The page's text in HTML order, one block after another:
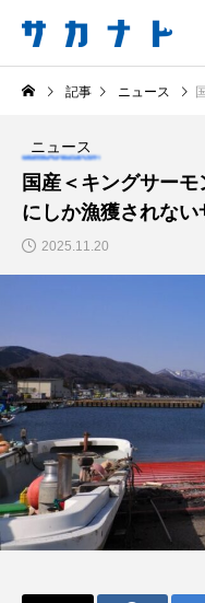
サカナをもっと好きになる
知る 食べる 楽しむ
注目記事 サカナを
食べる
＜ツバメウオ＞は意外
と美味しい！ “でかい
鰭”が特徴的な魚を実
際に食べてみた
2026.08.05
記事 ニュース
ニュース
国産＜キングサー
にしか漁獲されな
2025.11.20